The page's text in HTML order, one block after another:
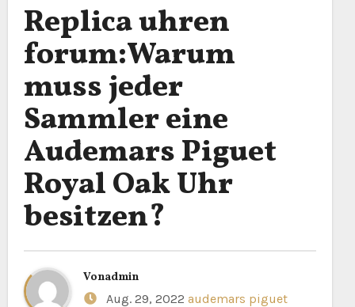
Replica uhren
forum:Warum
muss jeder
Sammler eine
Audemars Piguet
Royal Oak Uhr
besitzen?
Vonadmin
Aug. 29, 2022 audemars piguet